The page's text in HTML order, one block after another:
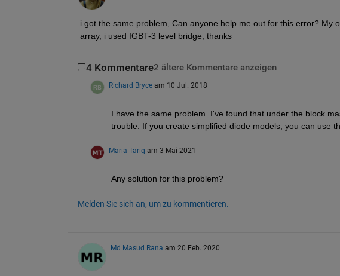
i got the same problem, Can anyone help me out for this error? My
array, i used IGBT-3 level bridge, thanks
4 Kommentare2 ältere Kommentare anzeigen
Richard Bryce am 10 Jul. 2018
I have the same problem. I've found that under the block
trouble. If you create simplified diode models, you can use
Maria Tariq am 3 Mai 2021
Any solution for this problem?
Melden Sie sich an, um zu kommentieren.
Md Masud Rana am 20 Feb. 2020